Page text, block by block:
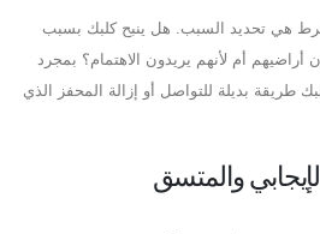
هي تحديد السبب. هل ينبح كلبك بسبب
أراضيهم أم لأنهم يريدون الاهتمام؟ بمجرد
طريقة بديلة للتواصل أو إزالة المحفز الذي
والمتسق